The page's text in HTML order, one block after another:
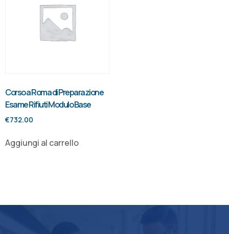
Corso a Roma di Preparazione
Esame Rifiuti Modulo Base
€732.00
Aggiungi al carrello